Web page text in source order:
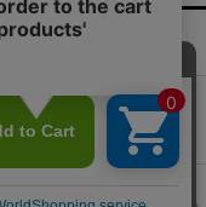
実店舗情報
づく表記
利用規約